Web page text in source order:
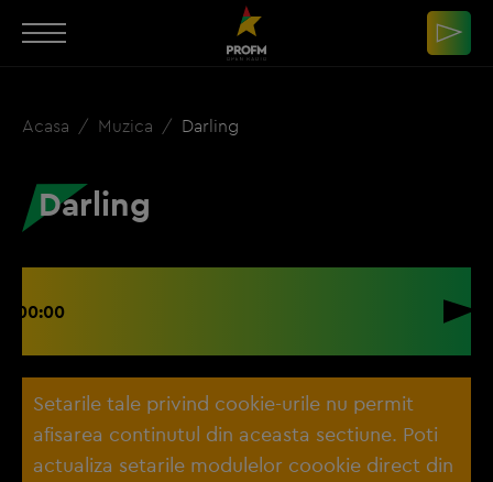
Acasa Muzica Darling
Darling
00:00
Setarile tale privind cookie-urile nu permit
afisarea continutul din aceasta sectiune. Poti
actualiza setarile modulelor coookie direct din